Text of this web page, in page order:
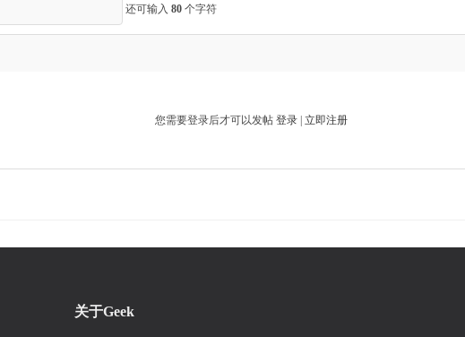
还可输入 80 个字符
您需要登录后才可以发帖 登录 立即注册
关于Geek